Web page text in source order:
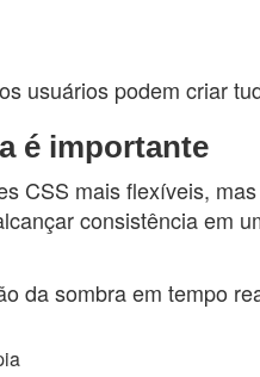
usuários podem criar
é importante
CSS mais flexíveis,
consistência em
da sombra em tempo